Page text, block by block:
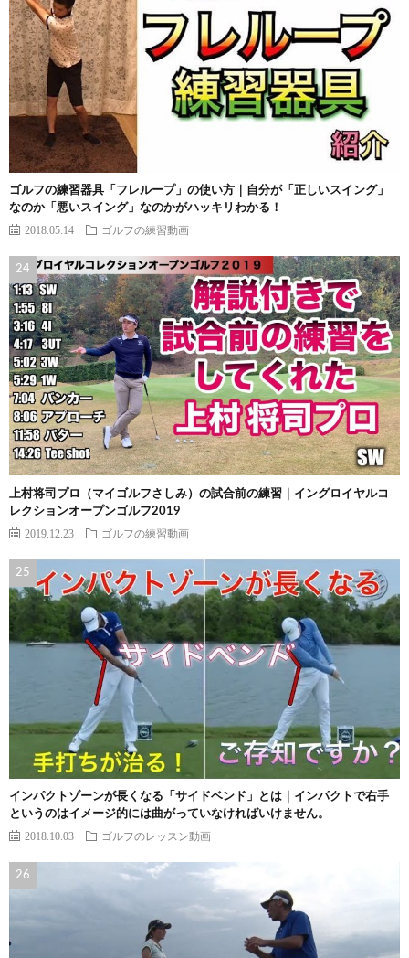
ゴルフの練習器具「フレループ」の使い方｜自分が「正しいスイング」
なのか「悪いスイング」なのかがハッキリわかる！
2018.05.14 ゴルフの練習動画
上村将司プロ（マイゴルフさしみ）の試合前の練習｜イングロイヤルコ
レクションオープンゴルフ2019
2019.12.23 ゴルフの練習動画
インパクトゾーンが長くなる「サイドベンド」とは｜インパクトで右手
というのはイメージ的には曲がっていなければいけません。
2018.10.03 ゴルフのレッスン動画